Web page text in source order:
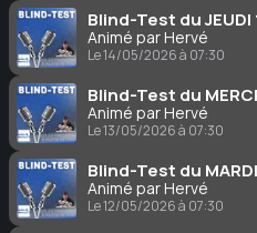
Blind-Test du JEUDI
Animé par Hervé
Le 14/05/2026 à 07:30
Blind-Test du
Animé par Hervé
Le 13/05/2026 à 07:30
Blind-Test du
Animé par Hervé
Le 12/05/2026 à 07:30